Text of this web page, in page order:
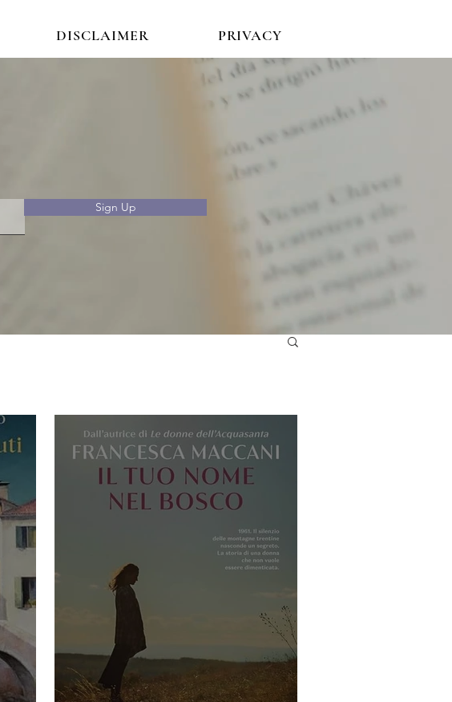
DISCLAIMER PRIVACY
Sign Up